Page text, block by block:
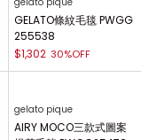
gelato pique
【Steiff】POWDER 提花
$2,653 30%OFF